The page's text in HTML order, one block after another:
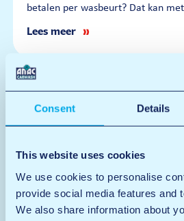
Consent Details
This website uses cookies
We use cookies to personalise
provide social media features and
We also share information about
betalen per wasbeurt? Dat kan
Lees meer